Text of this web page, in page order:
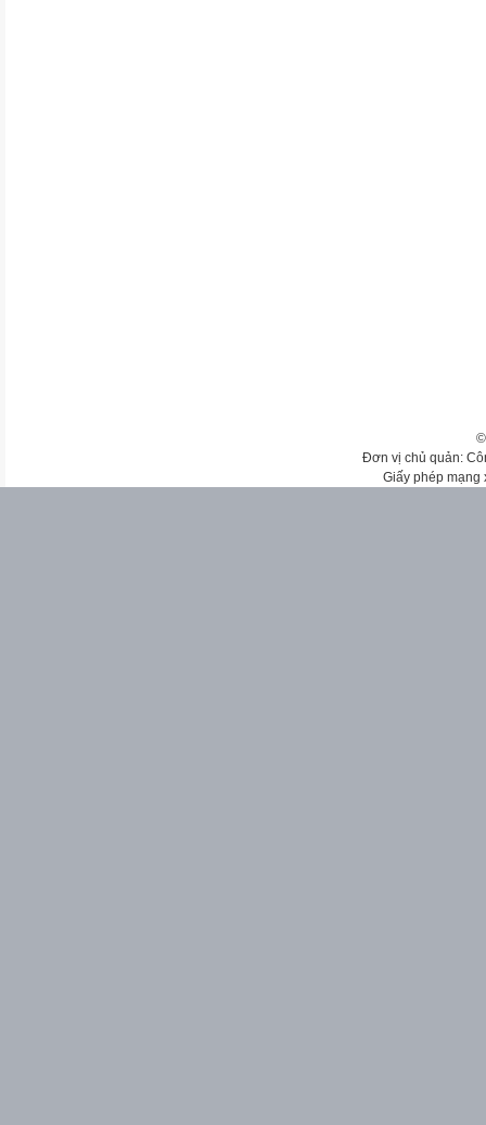
Đơn vị chủ quản:
Giấy phép mạng